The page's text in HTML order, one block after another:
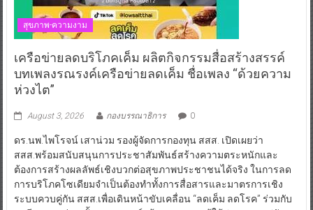
สุขภาพ-ความงาม
เครือข่ายลดบริโภคเค็ม ผลิตกิจกรรมสื่อสร้างสรรค์
บทเพลงรณรงค์เครือข่ายลดเค็ม ชื่อเพลง “ด้วยความ
ห่วงไต”
August 3, 2026 กองบรรณาธิการ 0
ดร.นพ.ไพโรจน์ เสาน่วม รองผู้จัดการกองทุน สสส. เปิดเผยว่า
สสส.พร้อมสนับสนุนการประชาสัมพันธ์สร้างความตระหนักและ
ต้องการสร้างผลลัพธ์เชิงบวกต่อสุขภาพประชาชนได้จริง ในการลด
การบริโภคโซเดียมจำเป็นต้องทำทั้งการสื่อสารและมาตรการเชิง
ระบบควบคู่กัน สสส.เพื่อเดินหน้าขับเคลื่อน “ลดเค็ม ลดโรค” ร่วมกับ